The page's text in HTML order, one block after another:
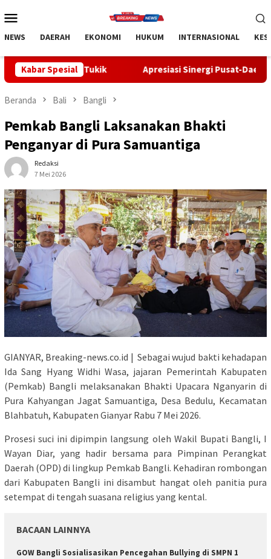
ke
Mobile
NEWS DAERAH EKONOMI HUKUM INTERNASIONAL
Kabar SpesialApresiasi Sinergi Pusat-Daerah, Bupati Bangli
Beranda Bali Bangli
Pemkab Bangli Laksanakan Bhakti
Penganyar di Pura Samuantiga
Redaksi
7 Mei 2026
GIANYAR, Breaking-news.co.id | Sebagai wujud bakti kehadapan
Ida Sang Hyang Widhi Wasa, jajaran Pemerintah Kabupaten
(Pemkab) Bangli melaksanakan Bhakti Upacara Nganyarin di
Pura Kahyangan Jagat Samuantiga, Desa Bedulu, Kecamatan
Blahbatuh, Kabupaten Gianyar Rabu 7 Mei 2026.
Prosesi suci ini dipimpin langsung oleh Wakil Bupati Bangli, I
Wayan Diar, yang hadir bersama para Pimpinan Perangkat
Daerah (OPD) di lingkup Pemkab Bangli. Kehadiran rombongan
dari Kabupaten Bangli ini disambut hangat oleh panitia pura
setempat di tengah suasana religius yang kental.
BACAAN LAINNYA
GOW Bangli Sosialisasikan Pencegahan Bullying di SMPN 1